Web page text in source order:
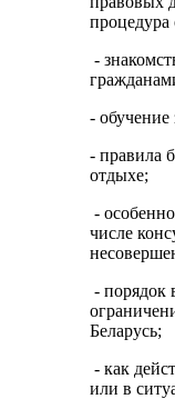
-
- обучение
- правила
отдыхе;
-
числе
- порядок
Беларусь;
- как
или в